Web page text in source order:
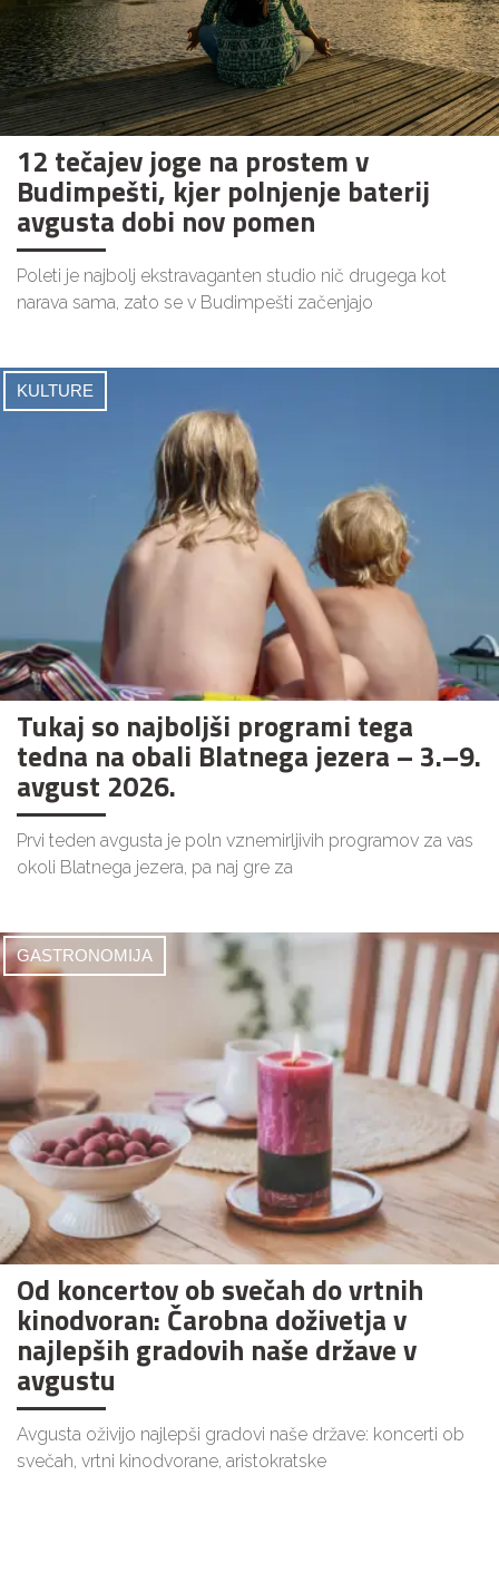
12 tečajev joge na prostem v
Budimpešti, kjer polnjenje baterij
avgusta dobi nov pomen
Poleti je najbolj ekstravaganten studio nič drugega kot
narava sama, zato se v Budimpešti začenjajo
KULTURE
Tukaj so najboljši programi tega
tedna na obali Blatnega jezera – 3.–9.
avgust 2026.
Prvi teden avgusta je poln vznemirljivih programov za vas
okoli Blatnega jezera, pa naj gre za
GASTRONOMIJA
Od koncertov ob svečah do vrtnih
kinodvoran: Čarobna doživetja v
najlepših gradovih naše države v
avgustu
Avgusta oživijo najlepši gradovi naše države: koncerti ob
svečah, vrtni kinodvorane, aristokratske